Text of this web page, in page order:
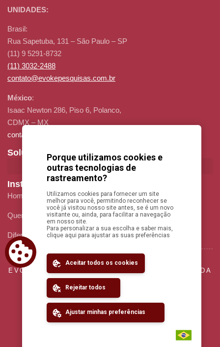
UNIDADES:
Brasil:
Rua Sapetuba, 131 – São Paulo – SP
(11) 9 5291-8732
(11) 3032-2488
contato@evokepesquisas.com.br
México:
Isaac Newton 286, Piso 6, Polanco,
CDMX – MX
contato@evokepesquisas.com.br
Soluções
Institucional
Home
Quem Somos
Diferenciais
Contato
EVOKE PESQUISAS E ANALISE SENSORIAL LTDA
CNPJ: 29.694.573/0001-44
(11) 9 5291-8732
(11) 3032-2488
TODOS OS DIREITOS RESERVADOS
Porque utilizamos cookies e
outras tecnologias de
rastreamento?
Utilizamos cookies para fornecer um site
melhor para você, permitindo reconhecer se
você já visitou nosso site antes, se é um novo
visitante ou, ainda, para facilitar a navegação
em nosso site.
Para personalizar a sua escolha e saber mais,
clique aqui para ajustar as suas preferências
Aceitar todos os cookies
Rejeitar todos
Ajustar minhas preferências